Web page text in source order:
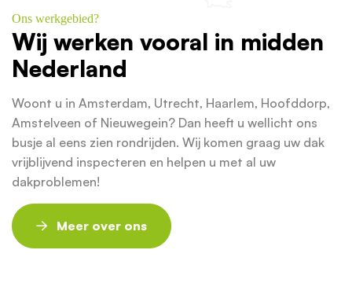
Ons werkgebied?
Wij werken vooral in midden
Nederland
Woont u in Amsterdam, Utrecht, Haarlem, Hoofddorp,
Amstelveen of Nieuwegein? Dan heeft u wellicht ons
busje al eens zien rondrijden. Wij komen graag uw dak
vrijblijvend inspecteren en helpen u met al uw
dakproblemen!
Meer over ons